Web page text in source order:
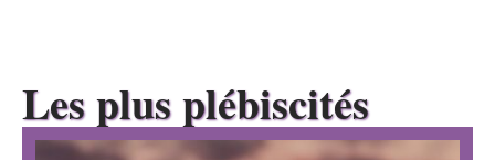
Les plus plébiscités